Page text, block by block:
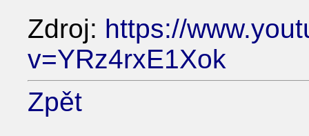
Zdroj: https://
v=YRz4rxE1Xok
Zpět